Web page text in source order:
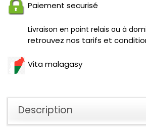
Paiement securisé
Livraison en point relais ou à
retrouvez nos tarifs et
Vita malagasy
Description